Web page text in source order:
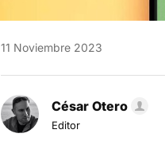
11 Noviembre 2023
César Otero
Editor